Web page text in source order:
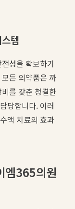
템
성을 확보하기
든 의약품은 까
를 갖춘 청결한
당합니다. 이러
액 치료의 효과
엠365의원